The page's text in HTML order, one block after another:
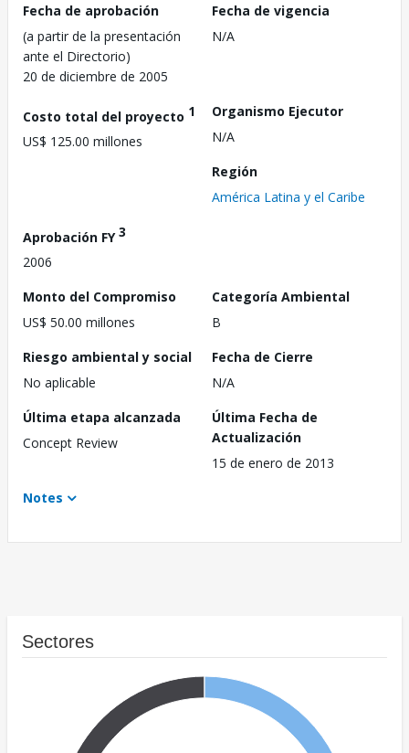
Fecha de aprobación
(a partir de la presentación
ante el Directorio)
20 de diciembre de 2005
Fecha de vigencia
N/A
Costo total del proyecto 1
US$ 125.00 millones
Organismo Ejecutor
N/A
Región
América Latina y el Caribe
Aprobación FY3
2006
Monto del Compromiso
US$ 50.00 millones
Categoría Ambiental
B
Riesgo ambiental y social
No aplicable
Fecha de Cierre
N/A
Última etapa alcanzada
Concept Review
Última Fecha de
Actualización
15 de enero de 2013
Notes
Sectores